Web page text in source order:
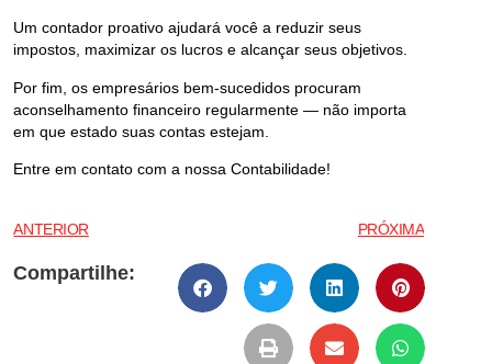
Um contador proativo ajudará você a reduzir seus
impostos, maximizar os lucros e alcançar seus objetivos.
Por fim, os empresários bem-sucedidos procuram
aconselhamento financeiro regularmente — não importa
em que estado suas contas estejam.
Entre em contato com a nossa Contabilidade!
ANTERIOR PRÓXIMA
Compartilhe: